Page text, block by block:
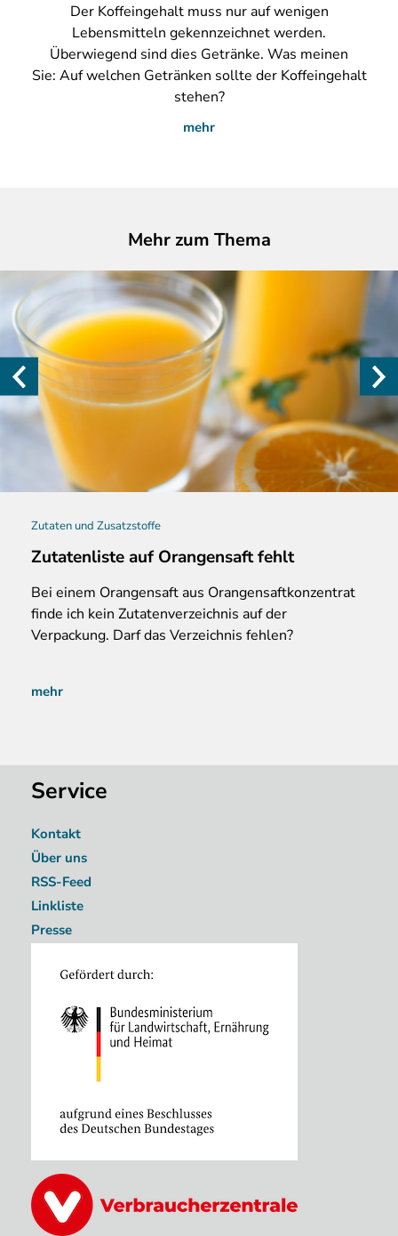
DerKoffeingehalt muss nur auf wenigen
Lebensmitteln gekennzeichnet werden.
Überwiegend sind dies Getränke. Was meinen
Sie: Auf welchen Getränken sollte der Koffeingehalt
stehen?
mehr
Mehr zum Thema
Zutaten und Zusatzstoffe
Zutatenliste auf Orangensaft fehlt
Bei einem Orangensaft aus Orangensaftkonzentrat
finde ich kein Zutatenverzeichnis auf der
Verpackung. Darf das Verzeichnis fehlen?
mehr
Image
Service
Kontakt
Über uns
RSS-Feed
Linkliste
Presse